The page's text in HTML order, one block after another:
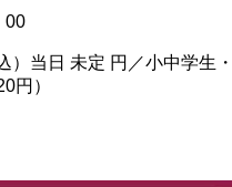
00
）当日 未定 円／小中学生
円）